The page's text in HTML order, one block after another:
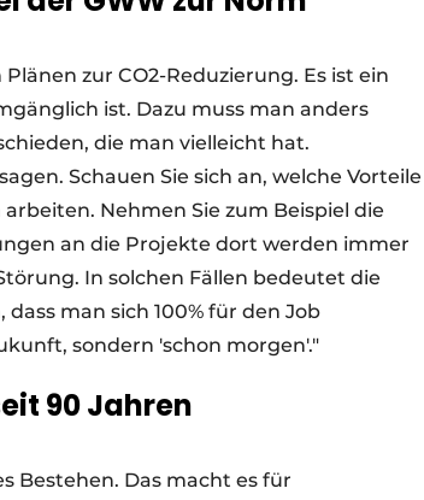
zur CO2-Reduzierung. Es ist ein
ist. Dazu muss man anders
die man vielleicht hat.
Schauen Sie sich an, welche Vorteile
Nehmen Sie zum Beispiel die
an die Projekte dort werden immer
In solchen Fällen bedeutet die
man sich 100% für den Job
sondern 'schon morgen'."
90 Jahren
Bestehen. Das macht es für